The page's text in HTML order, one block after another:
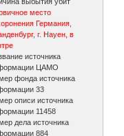
место
Германия,
г. Науен, в
источника
ЦАМО
фонда источника
33
описи источника
11458
дела источника
884